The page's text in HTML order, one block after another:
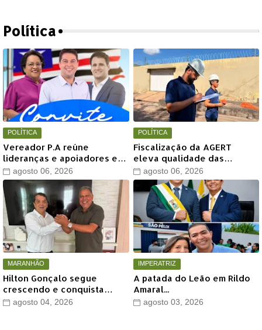
Política
POLÍTICA
Vereador P.A reúne
lideranças e apoiadores em
grande encontro político
neste sábado em Timon
agosto 06, 2026
POLÍTICA
Fiscalização da AGERT
eleva qualidade das
recomposições asfálticas
realizadas pela Águas de
Timon
agosto 06, 2026
MARANHÃO
Hilton Gonçalo segue
crescendo e conquista
apoio do prefeito de Lago
agosto 04, 2026
IMPERATRIZ
A patada do Leão em Rildo
Amaral...
agosto 03, 2026